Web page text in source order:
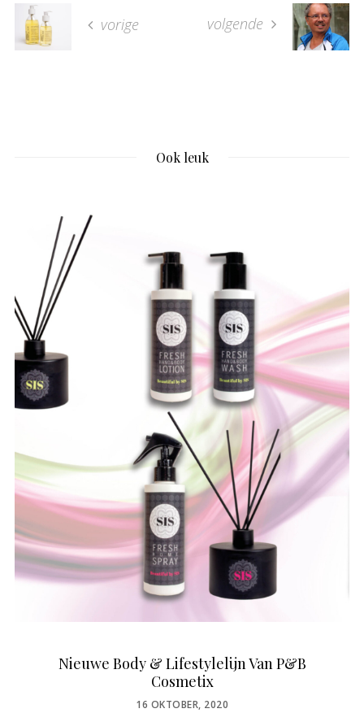
vorige volgende
Ook leuk
Nieuwe Body & Lifestylelijn Van P&B
Cosmetix
POSTED
16 OKTOBER, 2020